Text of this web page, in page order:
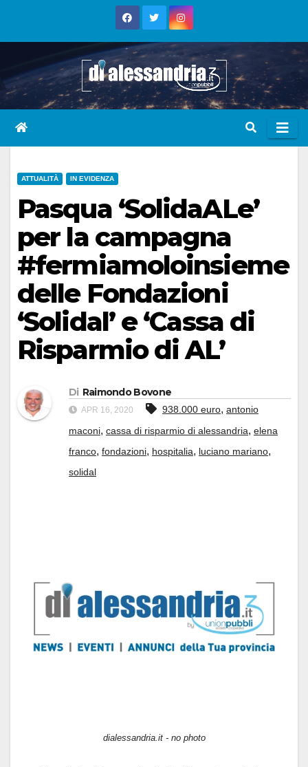
ATTUALITÀ IN EVIDENZA
Pasqua ‘SolidaALe’
per la campagna
#fermiamoloinsieme
delle Fondazioni
‘Solidal’ e ‘Cassa di
Risparmio di AL’
Di Raimondo Bovone
APR 16, 2020 938.000 euro, antonio
maconi, cassa di risparmio di alessandria, elena
franco, fondazioni, hospitalia, luciano mariano,
solidal
dialessandria.it - no photo